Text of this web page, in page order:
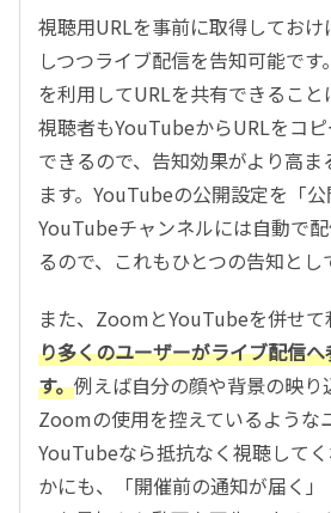
視聴用URLを事前に取得してお
しつつライブ配信を告知可能で
を利用してURLを共有できること
視聴者もYouTubeからURLをコ
できるので、告知効果がより高
ます。YouTubeの公開設定を「公
YouTubeチャンネルには自動で
るので、これもひとつの告知とし
また、ZoomとYouTubeを併せて
り多くのユーザーがライブ配信
す。例えば自分の顔や背景の映り
Zoomの使用を控えているような
YouTubeなら抵抗なく視聴して
かにも、「開催前の通知が届く